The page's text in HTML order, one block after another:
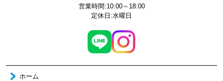
営業時間:10:00～18:00
定休日:水曜日
ホーム